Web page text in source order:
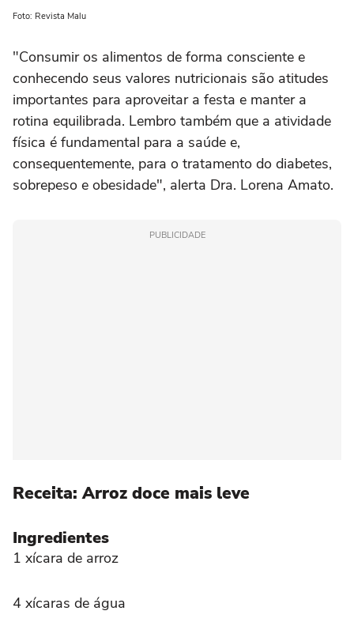
Foto: Revista Malu
"Consumir os alimentos de forma consciente e
conhecendo seus valores nutricionais são atitudes
importantes para aproveitar a festa e manter a
rotina equilibrada. Lembro também que a atividade
física é fundamental para a saúde e,
consequentemente, para o tratamento do diabetes,
sobrepeso e obesidade", alerta Dra. Lorena Amato.
PUBLICIDADE
Receita: Arroz doce mais leve
Ingredientes
1 xícara de arroz
4 xícaras de água